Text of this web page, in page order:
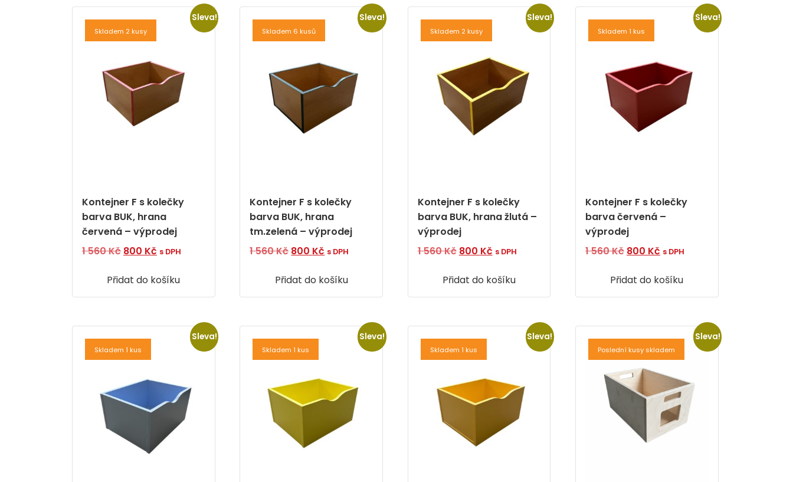
Sleva!
Skladem 2 kusy
Kontejner F s kolečky
barva BUK, hrana
červená – výprodej
1 560Kč Původní
byla:
1
800 Kč Aktuální
je:
800 Kč.
s DPH
Přidat do košíku
Sleva!
Skladem 6 kusů
Kontejner F s kolečky
barva BUK, hrana
tm.zelená – výprodej
1 560Kč Původní
byla:
1
800 Kč Aktuální
je:
800 Kč.
s DPH
Přidat do košíku
Sleva!
Skladem 2 kusy
Kontejner F s kolečky
barva BUK, hrana žlutá –
výprodej
1 560Kč Původní
byla:
1
800 KčAktuální
je:
800 Kč.
s DPH
Přidat do košíku
Sleva!
Skladem 1 kus
Kontejner F s kolečky
barva červená –
výprodej
1 560Kč Původní
byla:
1
800 Kč Aktuální
je:
800 Kč.
s DPH
Přidat do košíku
Sleva!
Skladem 1 kus
Sleva!
Skladem 1 kus
Sleva!
Skladem 1 kus
Sleva!
Poslední kusy skladem